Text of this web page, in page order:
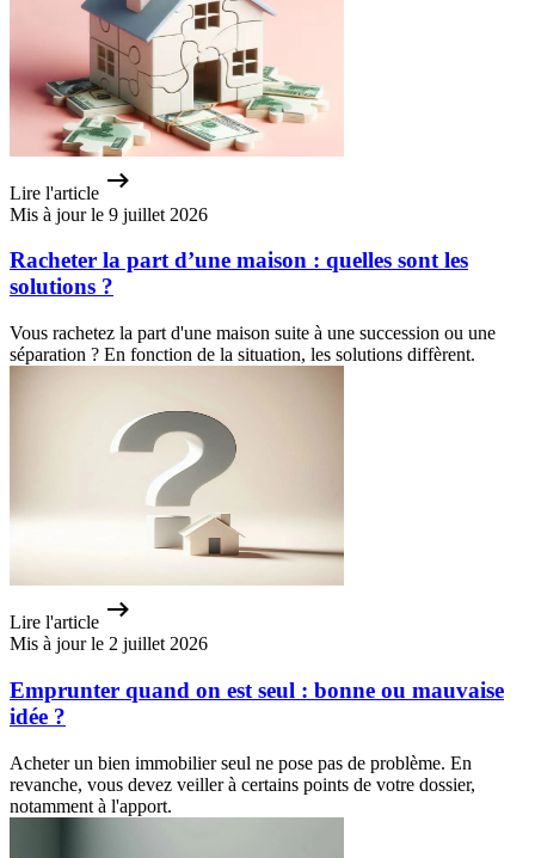
Lire l'article
Mis à jour le 9 juillet 2026
Racheter la part d’une maison : quelles sont les
solutions ?
Vous rachetez la part d'une maison suite à une succession ou une
séparation ? En fonction de la situation, les solutions diffèrent.
Lire l'article
Mis à jour le 2 juillet 2026
Emprunter quand on est seul : bonne ou mauvaise
idée ?
Acheter un bien immobilier seul ne pose pas de problème. En
revanche, vous devez veiller à certains points de votre dossier,
notamment à l'apport.